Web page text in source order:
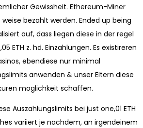
Gewissheit. Ethereum-Miner
bezahlt werden. Ended up being
auf, dass liegen diese in der regel
ETH z. hd. Einzahlungen. Es existireren
ebendiese nur minimal
anwenden & unser Eltern diese
moglichkeit schaffen.
Auszahlungslimits bei just one,01 ETH
variiert je nachdem, an irgendeinem